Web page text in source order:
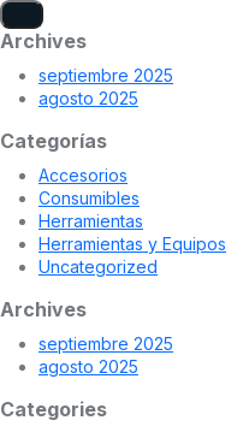
Archives
septiembre 2025
agosto 2025
Categorías
Accesorios
Consumibles
Herramientas
Herramientas y Equipos
Uncategorized
Archives
septiembre 2025
agosto 2025
Categories